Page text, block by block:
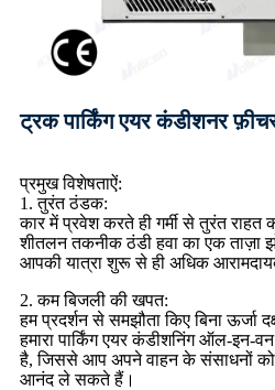
ट्रक पार्किंग एयर कंडीशनर
प्रमुख विशेषताऐं:
1. तुरंत ठंडक:
कार में प्रवेश करते ही गर्मी से तुरंत
शीतलन तकनीक ठंडी हवा का एक ताज़ा
आपकी यात्रा शुरू से ही अधिक
2. कम बिजली की खपत:
हम प्रदर्शन से समझौता किए बिना ऊर्जा
हमारा पार्किंग एयर कंडीशनिंग ऑल-इन-
है, जिससे आप अपने वाहन के संसाधनों
आनंद ले सकते हैं।